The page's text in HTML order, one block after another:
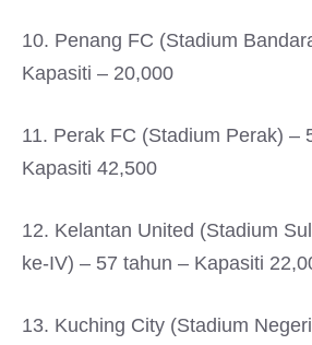
10. Penang FC (Stadium
Kapasiti – 20,000
11. Perak FC (Stadium Perak) –
Kapasiti 42,500
12. Kelantan United (Stadium
ke-IV) – 57 tahun – Kapasiti
13. Kuching City (Stadium